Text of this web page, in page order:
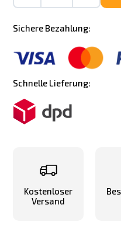
Sichere Bezahlung:
Schnelle Lieferung:
Kostenloser
Versand